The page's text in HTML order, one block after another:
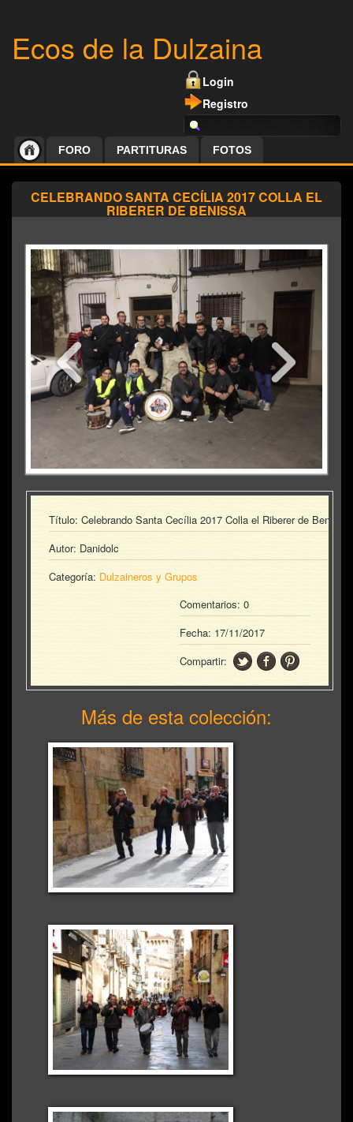
Ecos de la Dulzaina
Login
Registro
FORO PARTITURAS FOTOS
CELEBRANDO SANTA CECÍLIA 2017 COLLA EL
RIBERER DE BENISSA
Título: Celebrando Santa Cecília 2017 Colla el Riberer de Benissa
Autor: Danidolc
Categoría: Dulzaineros y Grupos
Comentarios: 0
Fecha: 17/11/2017
Compartir:
Más de esta colección: